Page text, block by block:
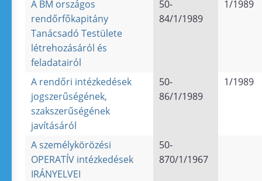
A BM országos
rendőrfőkapitány
Tanácsadó Testülete
létrehozásáról és
feladatairól
50-
84/1/1989
1/1989
A rendőri intézkedések
jogszerűségének,
szakszerűségének
javításáról
50-
86/1/1989
1/1989
A személykörözési
OPERATÍV intézkedések
IRÁNYELVEI
50-
870/1/1967